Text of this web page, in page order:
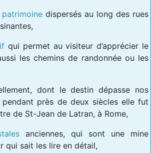
dispersés au long des rues
qui permet au visiteur d’apprécier le
les chemins de randonnée ou les
dont le destin dépasse nos
près de deux siècles elle fut
de St-Jean de Latran, à Rome,
anciennes, qui sont une mine
qui sait les lire en détail,